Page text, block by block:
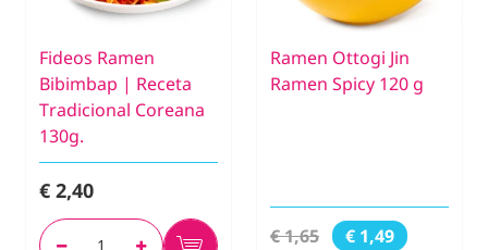
Fideos Ramen
Bibimbap | Receta
Tradicional Coreana
130g.
€ 2,40
Ramen Ottogi Jin
Ramen Spicy 120 g
€ 1,65 € 1,49